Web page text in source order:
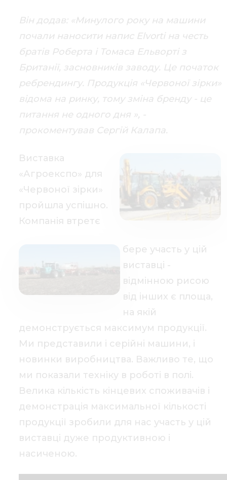
Він додав: «Минулого року на машини
почали наносити напис Elvorti на честь
братів Роберта і Томаса Ельворті з
Британії, засновників заводу. Це початок
ребрендингу. Продукція «Червоної зірки»
відома на ринку, тому зміна бренду - це
питання не одного дня », -
прокоментував Сергій Калапа.
Виставка
«Агроекспо» для
«Червоної зірки»
пройшла успішно.
Компанія втретє
бере участь у цій
виставці -
відмінною рисою
від інших є площа,
на якій
демонструється максимум продукції.
Ми представили і серійні машини, і
новинки виробництва. Важливо те, що
ми показали техніку в роботі в полі.
Велика кількість кінцевих споживачів і
демонстрація максимальної кількості
продукції зробили для нас участь у цій
виставці дуже продуктивною і
насиченою.